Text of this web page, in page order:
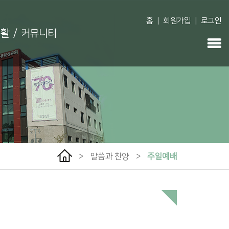
홈 회원가입 로그인
/ 커뮤니티
> 말씀과 찬양 > 주일예배